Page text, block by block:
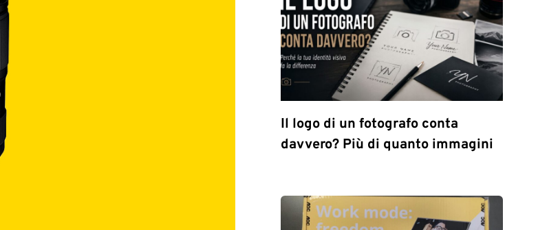
Il logo di un fotografo conta
davvero? Più di quanto immagini